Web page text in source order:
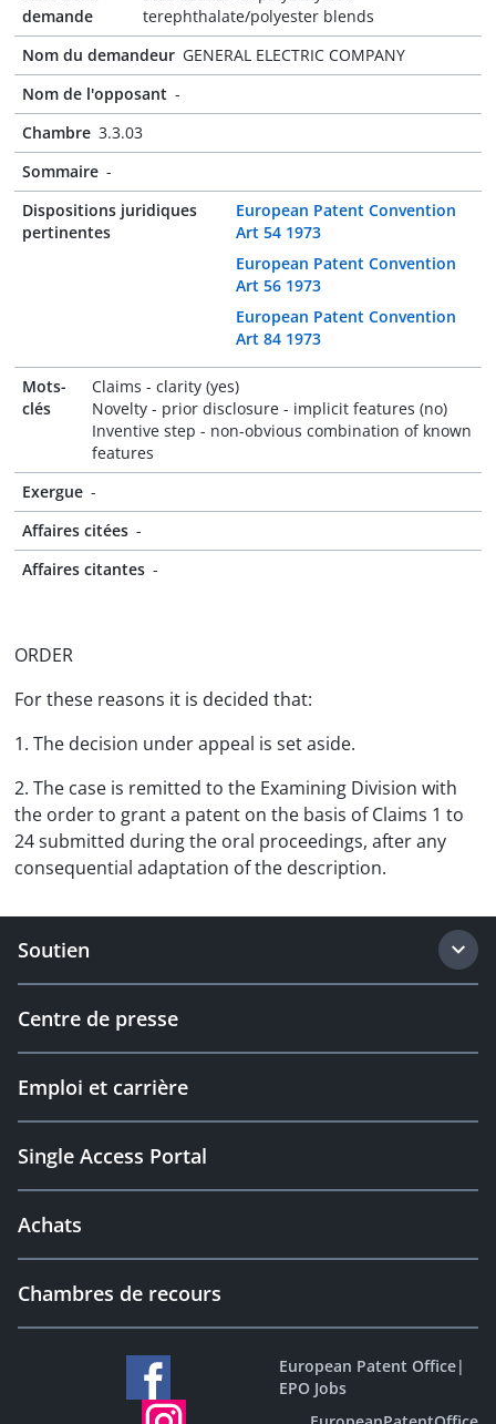
demande
terephthalate/polyester blends
Nom du demandeur GENERAL ELECTRIC COMPANY
Nom de l'opposant -
Chambre 3.3.03
Sommaire -
Dispositions juridiques
pertinentes
European Patent Convention
Art 54 1973
European Patent Convention
Art 56 1973
European Patent Convention
Art 84 1973
Mots-
clés
Claims - clarity (yes)
Novelty - prior disclosure - implicit features (no)
Inventive step - non-obvious combination of known
features
Exergue -
Affaires citées -
Affaires citantes -
ORDER
For these reasons it is decided that:
1. The decision under appeal is set aside.
2. The case is remitted to the Examining Division with
the order to grant a patent on the basis of Claims 1 to
24 submitted during the oral proceedings, after any
consequential adaptation of the description.
Soutien
Centre de presse
Emploi et carrière
Single Access Portal
Achats
Chambres de recours
European Patent Office|
EPO Jobs